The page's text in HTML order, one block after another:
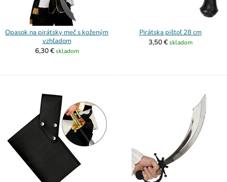
Opasok na pirátsky meč s koženým
vzhľadom
6,30 € skladom
Pirátska pištoľ 28 cm
3,50 € skladom